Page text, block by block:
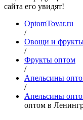
сайта его увидят!
OptomTovar.ru
/
Овощи и
/
Фрукты оптом
/
Апельсины
/
Апельсины
оптом в